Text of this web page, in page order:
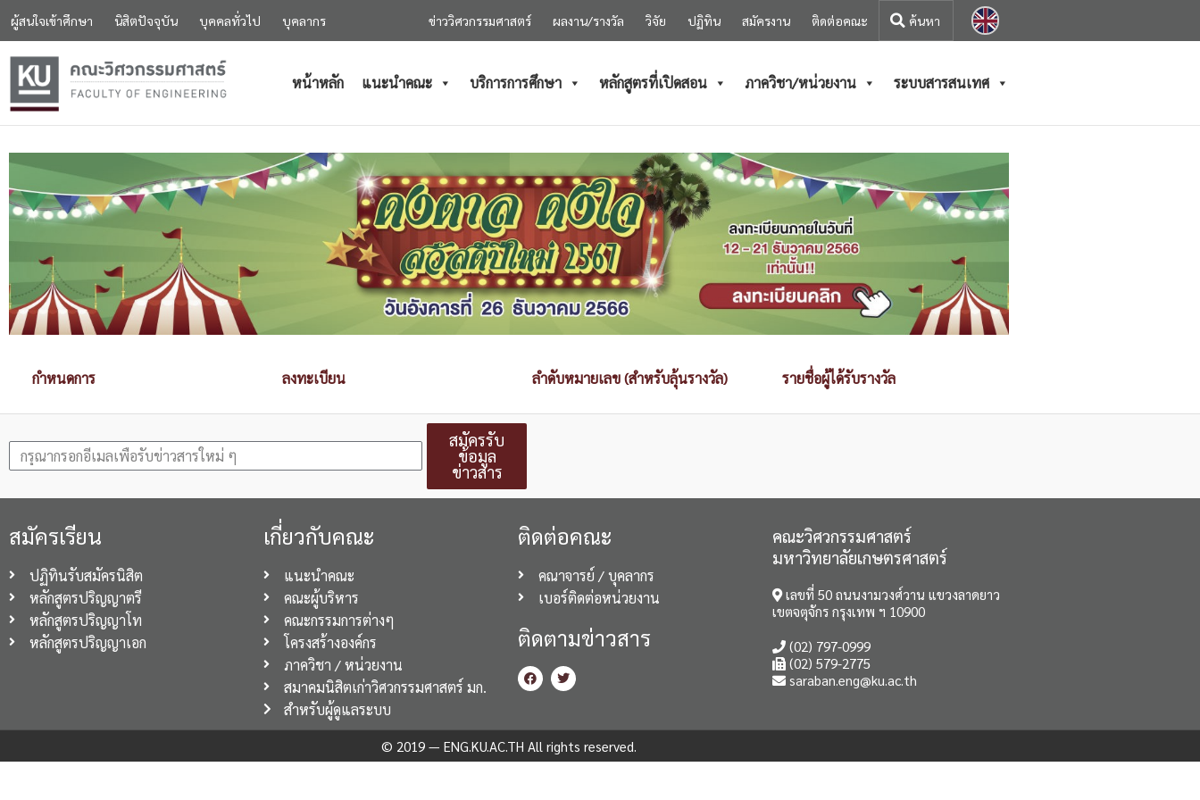
ผู้สนใจเข้าศึกษา นิสิตปัจจุบัน บุคคลทั่วไป บุคลากร ข่าววิศวกรรมศาสตร์ ผลงาน/รางวัล วิจัย ปฏิทิน สมัครงาน ติดต่อคณะ
หน้าหลัก แนะนำคณะ บริการการศึกษา หลักสูตรที่เปิดสอน ภาควิชา/หน่วยงาน ระบบสารสนเทศ
กำหนดการ ลงทะเบียน ลำดับหมายเลข (สำหรับลุ้นรางวัล) รายชื่อผู้ได้รับรางวัล
สมัครรับ
ข้อมูล
ข่าวสาร
สมัครเรียน
ปฏิทินรับสมัครนิสิต
หลักสูตรปริญญาตรี
หลักสูตรปริญญาโท
หลักสูตรปริญญาเอก
เกี่ยวกับคณะ
แนะนำคณะ
คณะผู้บริหาร
คณะกรรมการต่างๆ
โครงสร้างองค์กร
ภาควิชา / หน่วยงาน
สมาคมนิสิตเก่าวิศวกรรมศาสตร์ มก.
สำหรับผู้ดูแลระบบ
ติดต่อคณะ
คณาจารย์ / บุคลากร
เบอร์ติดต่อหน่วยงาน
ติดตามข่าวสาร
คณะวิศวกรรมศาสตร์
มหาวิทยาลัยเกษตรศาสตร์
เลขที่ 50 ถนนงามวงศ์วาน แขวงลาดยาว
เขตจตุจักร กรุงเทพ ฯ 10900
(02) 797-0999
(02) 579-2775
saraban.eng@ku.ac.th
© 2019 — ENG.KU.AC.TH All rights reserved.